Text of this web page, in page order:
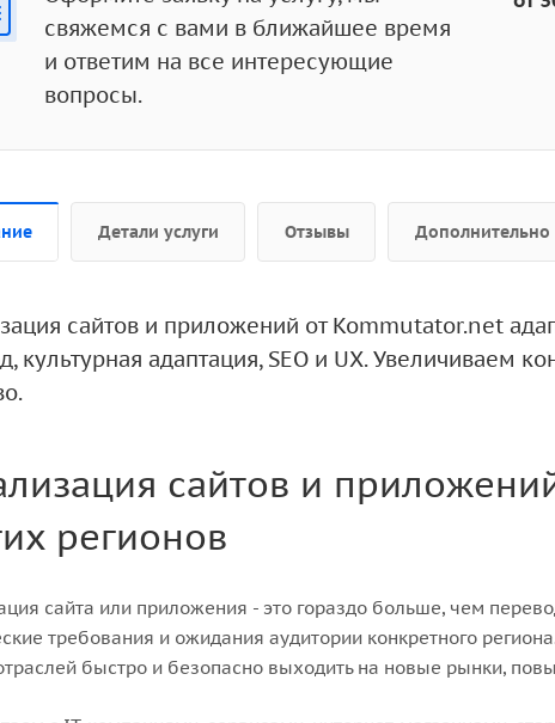
свяжемся с вами в ближайшее время
и ответим на все интересующие
вопросы.
Детали услуги Отзывы Дополнительно
сайтов и приложений от Kommutator.net
культурная адаптация, SEO и UX. Увеличиваем
сайтов и
регионов
сайта или приложения - это гораздо больше, чем
требования и ожидания аудитории конкретного
быстро и безопасно выходить на новые рынки,